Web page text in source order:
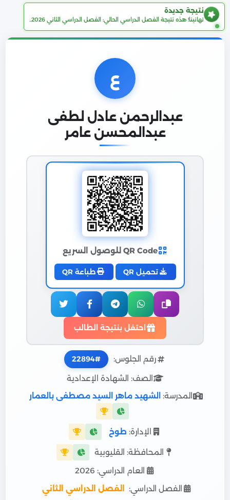
نتيجة جديدة
تهانينا! هذه نتيجة الفصل الدراسي الحالي: الفصل الدراسي الثاني 2026..
ع
عبدالرحمن عادل لطفى
عبدالمحسن عامر
QR Code للوصول السريع
تحميل QR طباعة QR
احتفل بنتيجة الطالب
رقم الجلوس: 22894
الصف: الشهادة الإعدادية
المدرسة: الشهيد ماهر السيد مصطفى بالعمار
الإدارة: طوخ
المحافظة: القليوبية
العام الدراسي: 2026
الفصل الدراسي:
الفصل الدراسي الثاني